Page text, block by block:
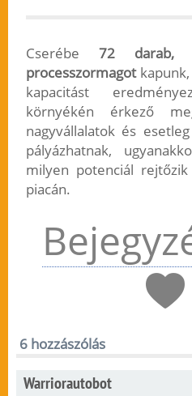
Cserébe72 darab,
processzormagotkapunk,
kapacitást
környékén érkező
nagyvállalatok és
pályázhatnak,
milyen potenciál
piacán.
6 hozzászólás
Warriorautobot